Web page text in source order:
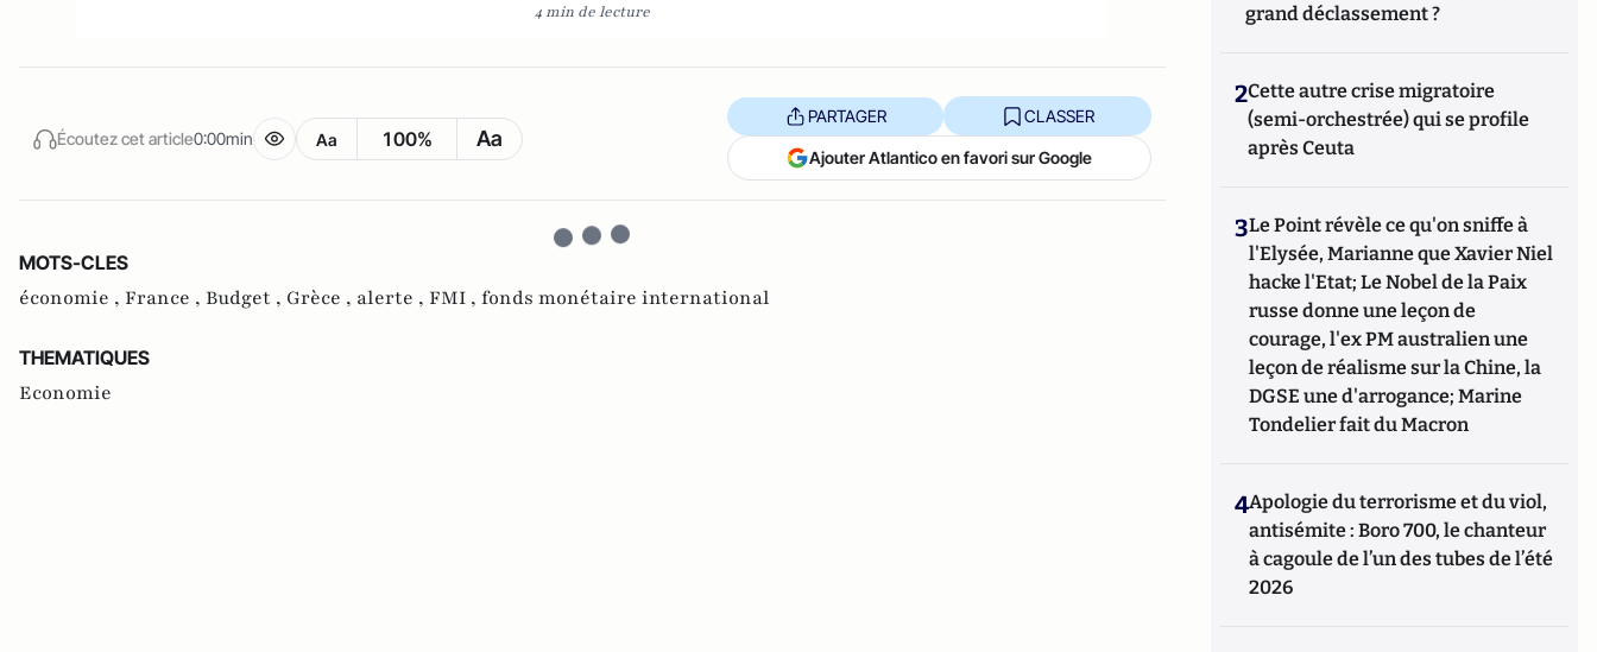
4 min de lecture
Écoutez cet article0:00min Aa 100% Aa
PARTAGER CLASSER
Ajouter Atlantico en favori sur Google
MOTS-CLES
économie , France , Budget , Grèce , alerte , FMI , fonds monétaire international
THEMATIQUES
Economie
grand déclassement ?
2Cette autre crise migratoire
(semi-orchestrée) qui se profile
après Ceuta
3Le Point révèle ce qu'on sniffe à
l'Elysée, Marianne que Xavier Niel
hacke l'Etat; Le Nobel de la Paix
russe donne une leçon de
courage, l'ex PM australien une
leçon de réalisme sur la Chine, la
DGSE une d'arrogance; Marine
Tondelier fait du Macron
4Apologie du terrorisme et du viol,
antisémite : Boro 700, le chanteur
à cagoule de l’un des tubes de l’été
2026